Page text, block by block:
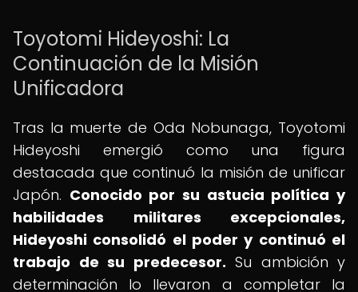
Toyotomi Hideyoshi: La
Continuación de la Misión
Unificadora
Tras la muerte de Oda Nobunaga, Toyotomi
Hideyoshi emergió como una figura
destacada que continuó la misión de unificar
Japón. Conocido por su astucia política y
habilidades militares excepcionales,
Hideyoshi consolidó el poder y continuó el
trabajo de su predecesor. Su ambición y
determinación lo llevaron a completar la